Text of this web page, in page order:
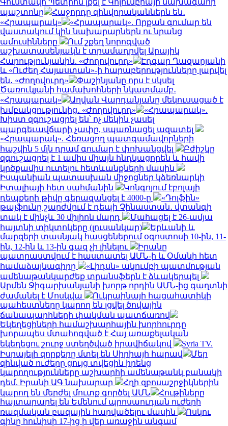
պաշտոնը
Հաջորդը զինվորականներն են․
«Հրապարակ»
«Հրապարակ». Որքան գումար են
վաստակում կին նախարարներն ու նրանց
ամուսինները
Ում շքեղ նորոգված
աշխատասենյակն է տրամադրվել Արայիկ
Հարությունյանին. «Ժողովուրդ»
Էդգար Ղազարյանի
և «Ուժեղ Հայաստան»-ի հարաբերությունները լարվել
են․ «Ժողովուրդ»
Փաշինյանը որս է սկսել
Ծառուկյանի համախոհների նկատմամբ․
«Հրապարակ»
Աղվան Վարդանյանը մեկուսացած է
խմբակցությունից․ «Ժողովուրդ»
«Հրապարակ».
Խիստ զգուշացրել են՝ ոչ մեկին չասել
պարգեւավճարի չափը, սպառնացել ազատել
«Հրապարակ». Հեռացող պատգամավորների
հաշվին 5 մլն դրամ գումար է փոխանցվել
Բժիշկը
զգուշացրել է 1 ամիս միայն հնդկացորեն և հավի
կրծքամիս ուտելու հետևանքների մասին
Իսպանիան պատասխան միջոցներ կձեռնարկի
Իտալիայի հետ սահմանին
Կոնգոյում էբոլայի
դեպքերի թիվը գերազանցել է 4000-ը
«Դոլֆին»
թայֆունը շարժվում է դեպի Չինաստան․ վտանգի
տակ է մինչև 30 միլիոն մարդ
Մահացել է 26-ամյա
հայտնի տիկտոկերը (լուսանկար)
Երևանի և
մարզերի տասնյակ հասցեներում օգոստոսի 10-ին, 11-
ին, 12-ին և 13-ին գազ չի լինելու
Իրանը
պատրաստվում է հաստատել ԱՄՆ-ի և Օմանի հետ
համաձայնագիրը
«Լիդսն» ակումբի պատմության
ամենաթանկարժեք տրանսֆերն է ձևակերպել
Արմեն Ջիգարխանյանի խորթ որդին ԱՄՆ-ից գաղտնի
ժամանել է Մոսկվա
Ուկրաինայի հացահատիկի
պահեստները կարող են լցվել ծովային
ճանապարհների փակման պատճառով
Եկեղեցիների համաշխարհային խորհուրդը
խորապես մտահոգված է Հայ առաքելական
եկեղեցու շուրջ ստեղծված իրավիճակով
Syria TV.
Իսրայելի զորքերը մտել են Սիրիայի հարավ
Մեր
զինված ուժերը ցույց տվեցին իրենց
կարողությունները աշխարհի ամենաթանկ բանակի
դեմ. Իրանի ԱԳ նախարար
Հղի զբոսաշրջիկներին
կարող են մերժել մուտք գործել ԱՄՆ
Հութիները
հայտարարել են Եմենում պրոսաուդյան ուժերի
ռազմական բազային հարվածելու մասին
Ոսկու
գինը հունիսի 17-ից ի վեր առաջին անգամ